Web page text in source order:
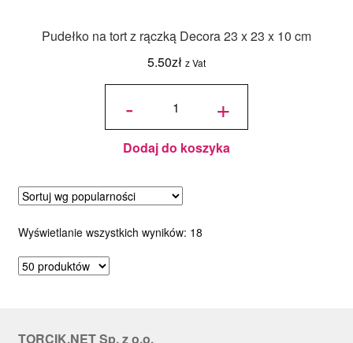
Pudełko na tort z rączką Decora 23 x 23 x 10 cm
5.50zł z Vat
-
ilość
rączką
Decora
23 x 23
x 10 cm +
Dodaj do koszyka
Wyświetlanie wszystkich wyników: 18Posortowane
TORCIK.NET Sp. z o.o.